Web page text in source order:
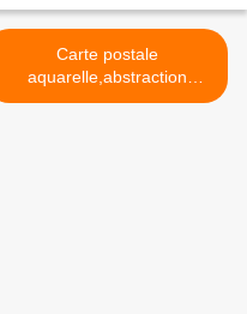
Carte postale
aquarelle,abstraction
joyeuses,par isabelle